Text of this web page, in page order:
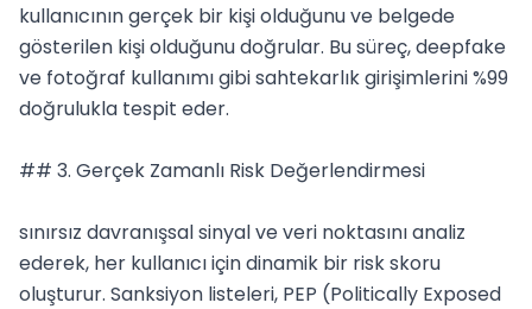
kullanıcının gerçek bir kişi olduğunu ve belgede
gösterilen kişi olduğunu doğrular. Bu süreç, deepfake
ve fotoğraf kullanımı gibi sahtekarlık girişimlerini %99
doğrulukla tespit eder.
## 3. Gerçek Zamanlı Risk Değerlendirmesi
sınırsız davranışsal sinyal ve veri noktasını analiz
ederek, her kullanıcı için dinamik bir risk skoru
oluşturur. Sanksiyon listeleri, PEP (Politically Exposed